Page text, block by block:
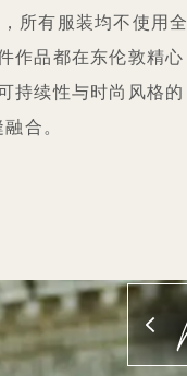
所有服装均不使用全
作品都在东伦敦精心
持续性与时尚风格的
合。